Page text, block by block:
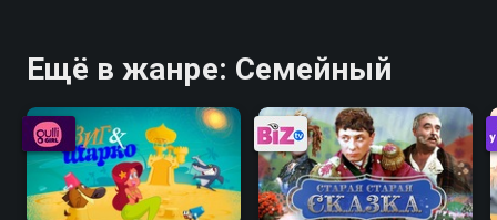
Ещё в жанре: Семейный